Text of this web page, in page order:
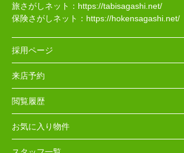
旅さがしネット： https://tabisagashi.net/
保険さがしネット： https://hokensagashi.net/
採用ページ
来店予約
閲覧履歴
お気に入り物件